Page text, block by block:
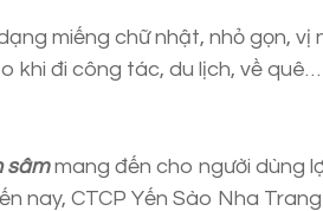
miếng chữ nhật, nhỏ gọn,
khi đi công tác, du lịch, về quê…
sâmmang đến cho người dùng
nay, CTCP Yến Sào Nha